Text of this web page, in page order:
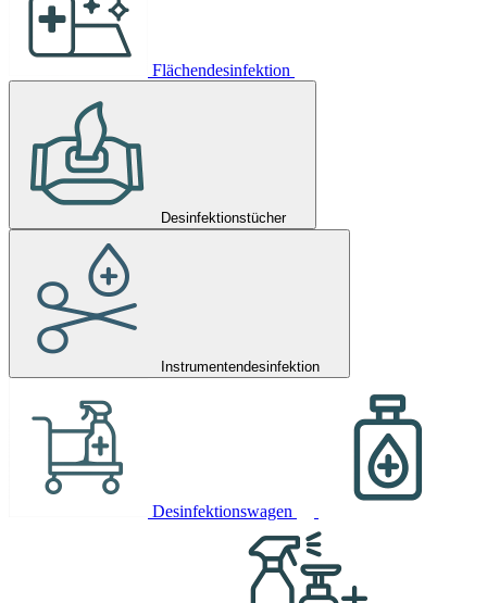
Flächendesinfektion
Desinfektionstücher
Instrumentendesinfektion
Desinfektionswagen